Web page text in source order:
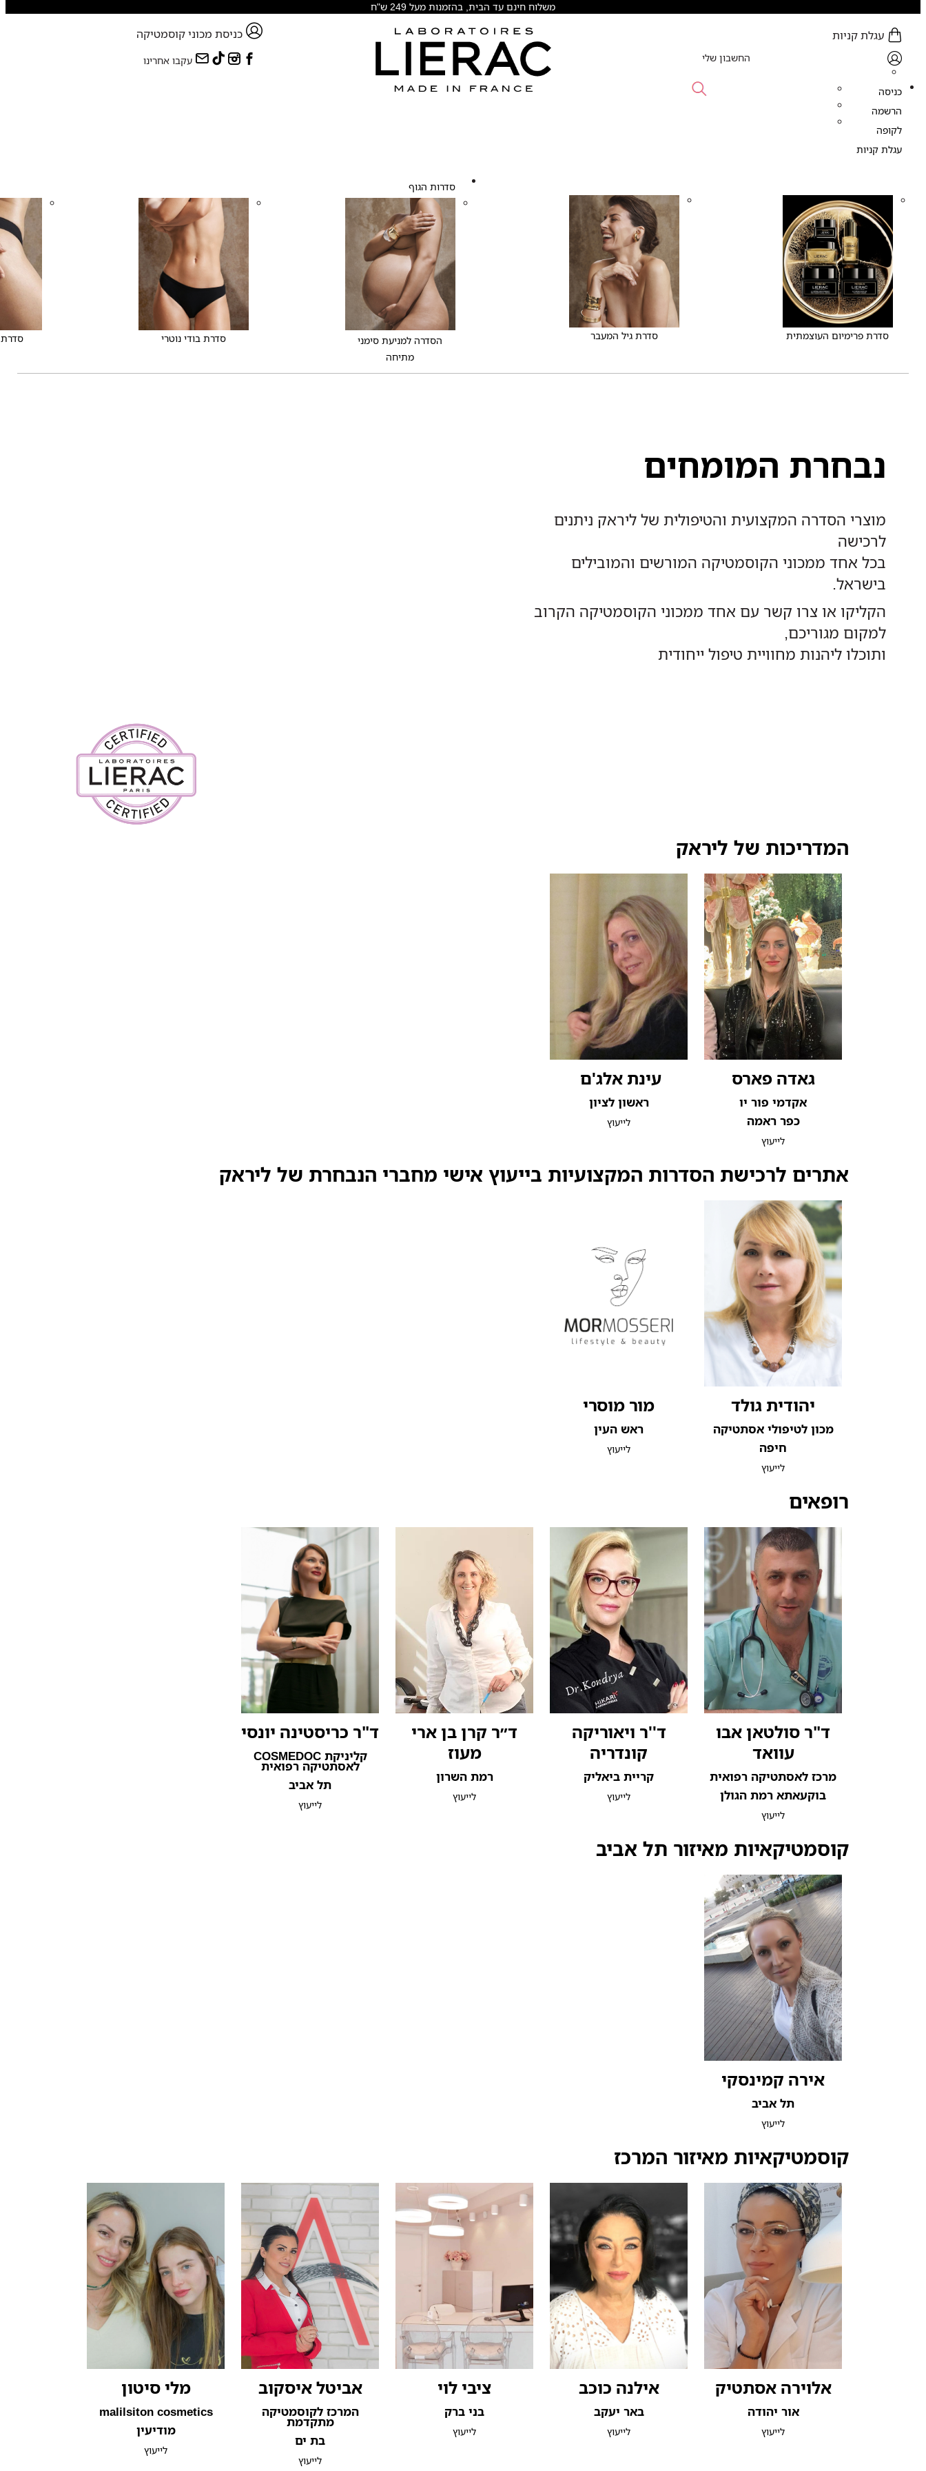
משלוח חינם עד הבית, בהזמנות מעל 249 ש"ח
עגלת קניות
החשבון שלי
כניסה
הרשמה
לקופה
עגלת קניות
כניסת מכוני קוסמטיקה
עקבו אחרינו
סדרת פרימיום העוצמתית סדרת גיל המעבר
סדרות הגוף
הסדרה למניעת סימני
מתיחה
סדרת בודי נוטרי
נבחרת המומחים
מוצרי הסדרה המקצועית והטיפולית של ליראק ניתנים
לרכישה
בכל אחד ממכוני הקוסמטיקה המורשים והמובילים
בישראל.
הקליקו או צרו קשר עם אחד ממכוני הקוסמטיקה הקרוב
למקום מגוריכם,
ותוכלו ליהנות מחוויית טיפול ייחודית
המדריכות של ליראק
גאדה פארס
אקדמי פור יו
כפר ראמה
לייעוץ
עינת אלג'ם
ראשון לציון
לייעוץ
אתרים לרכישת הסדרות המקצועיות בייעוץ אישי מחברי הנבחרת של ליראק
יהודית גולד
מכון לטיפולי אסתטיקה
חיפה
לייעוץ
מור מוסרי
ראש העין
לייעוץ
רופאים
ד"ר סולטאן אבו
עוואד
מרכז לאסתטיקה רפואית
בוקעאתא רמת הגולן
לייעוץ
ד''ר ויאוריקה
קונדריה
קריית ביאליק
לייעוץ
ד״ר קרן בן ארי
מעוז
רמת השרון
לייעוץ
ד"ר כריסטינה יונסי
קליניקת COSMEDOC
לאסתטיקה רפואית
תל אביב
לייעוץ
קוסמטיקאיות מאיזור תל אביב
אירה קמינסקי
תל אביב
לייעוץ
קוסמטיקאיות מאיזור המרכז
אלוירה אסתטיק
אור יהודה
לייעוץ
אילנה כוכב
באר יעקב
לייעוץ
ציבי לוי
בני ברק
לייעוץ
אביטל איסקוב
המרכז לקוסמטיקה
מתקדמת
בת ים
לייעוץ
מלי סיטון
malilsiton cosmetics
מודיעין
לייעוץ